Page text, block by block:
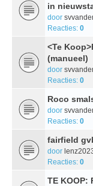
in
door
Reacties: 0
<Te
(manueel)
door
Reacties: 0
Roco
door
Reacties: 0
fairfield
door
Reacties: 0
TE KOOP: